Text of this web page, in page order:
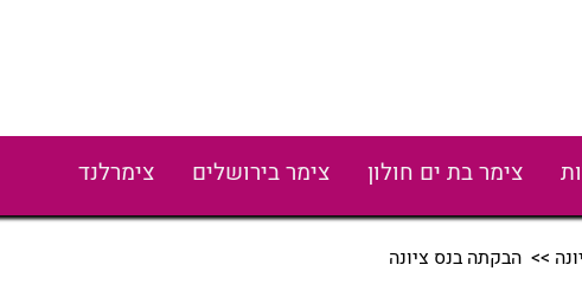
צימר בת ים חולון צימר בירושלים צימרלנד
>> הבקתה בנס ציונה